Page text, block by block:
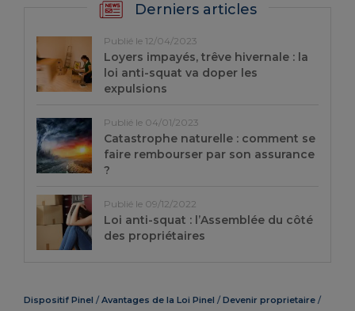
Dispositif Pinel Avantages de la Loi Pinel Devenir proprietaire
Derniers articles
Publié le 12/04/2023
Loyers impayés, trêve hivernale : la
loi anti-squat va doper les
expulsions
Publié le 04/01/2023
Catastrophe naturelle : comment se
faire rembourser par son assurance
?
Publié le 09/12/2022
Loi anti-squat : l’Assemblée du côté
des propriétaires